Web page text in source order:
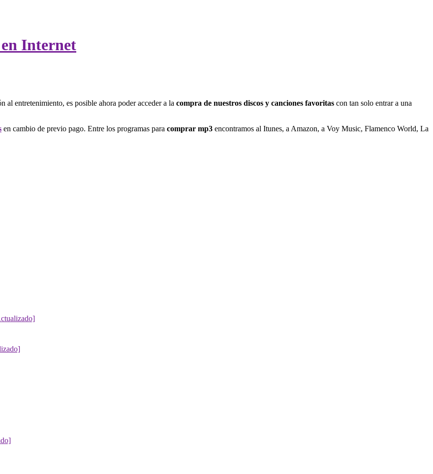
Internet
al entretenimiento, es posible ahora poder acceder a la compra de nuestros discos y canciones favoritas con tan solo entrar a una
en cambio de previo pago. Entre los programas para comprar mp3 encontramos al Itunes, a Amazon, a Voy Music, Flamenco World, La